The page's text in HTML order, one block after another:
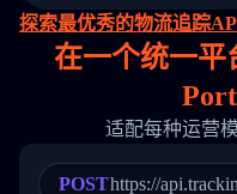
15
16
17
18
22
23
          {
探索最优秀的物流追踪
在一个统一平
适配每种运营
POSThttps://